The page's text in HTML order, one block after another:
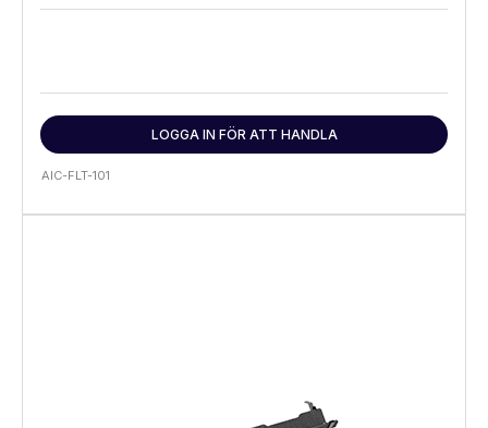
LOGGA IN FÖR ATT HANDLA
AIC-FLT-101